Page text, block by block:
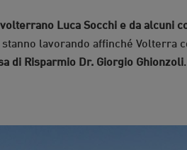
Luca Socchi e da alcuni
lavorando affinché
di Risparmio Dr. Giorgio Ghionzoli.